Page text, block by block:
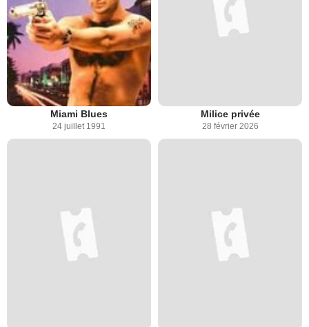
Miami Blues
24 juillet 1991
Milice privée
28 février 2026